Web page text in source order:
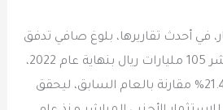
في أحدث تقاريرها، بلوغ صافي تدفق
الاستثمار الأجنبي المباشر 105 مليارات ريال بنهاية عام 2022،
مسجلاً ارتفاعاً بنسبة 21.4% مقارنة بالعام السابق، ليحقق